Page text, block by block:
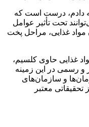
دادم، درست است که
تحت تأثیر عوامل
مواد غذایی، مراحل پخت
غذایی حاوی کلسیم،
و رسمی در این زمینه
و سازمان‌های
تحقیقاتی معتبر